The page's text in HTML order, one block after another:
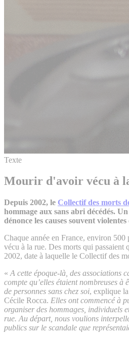
Texte
Mourir d'avoir vécu à
Depuis 2002, le Collectif des morts
hommage aux sans abri décédés.
dénonce les causes souvent
Chaque année en France, environ 500
vécu à la rue. Des morts qui passaient
2002, date à laquelle le Collectif des
« A cette époque-là, des associations
compte qu’elles étaient nombreuses à
de personnes sans chez soi, explique
Cécile Rocca. Elles ont commencé à
organiser des hommages, individuels
rue. Au départ, nous voulions
publics sur le scandale que